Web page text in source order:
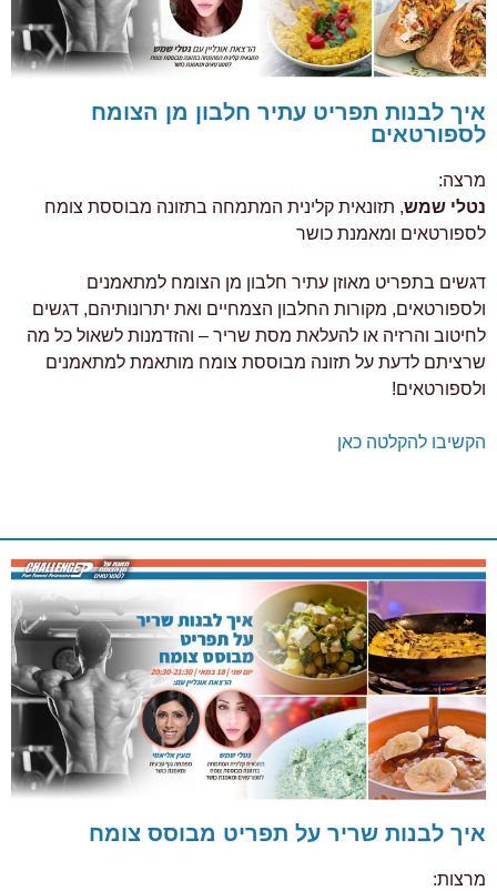
איך לבנות תפריט עתיר חלבון מן הצומח
לספורטאים
מרצה:
נטלי שמש, תזונאית קלינית המתמחה בתזונה מבוססת צומח
לספורטאים ומאמנת כושר
דגשים בתפריט מאוזן עתיר חלבון מן הצומח למתאמנים
ולספורטאים, מקורות החלבון הצמחיים ואת יתרונותיהם, דגשים
לחיטוב והרזיה או להעלאת מסת שריר – והזדמנות לשאול כל מה
שרציתם לדעת על תזונה מבוססת צומח מותאמת למתאמנים
ולספורטאים!
הקשיבו להקלטה כאן
איך לבנות שריר על תפריט מבוסס צומח
מרצות: